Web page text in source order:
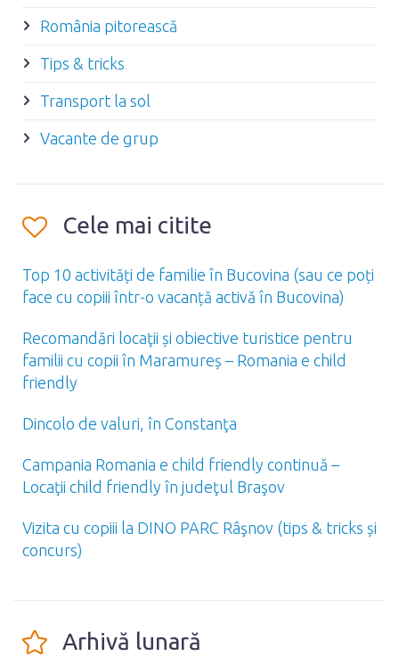
România pitorească
Tips & tricks
Transport la sol
Vacante de grup
Cele mai citite
Top 10 activități de familie în Bucovina (sau ce poți
face cu copiii într-o vacanță activă în Bucovina)
Recomandări locaţii și obiective turistice pentru
familii cu copii în Maramureș – Romania e child
friendly
Dincolo de valuri, în Constanţa
Campania Romania e child friendly continuă –
Locaţii child friendly în judeţul Braşov
Vizita cu copiii la DINO PARC Râşnov (tips & tricks și
concurs)
Arhivă lunară